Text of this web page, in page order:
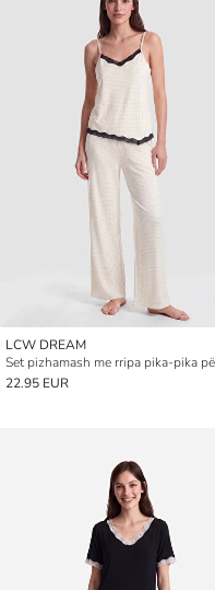
LCW DREAM
Set pizhamash me rripa pika-pika
22.95 EUR